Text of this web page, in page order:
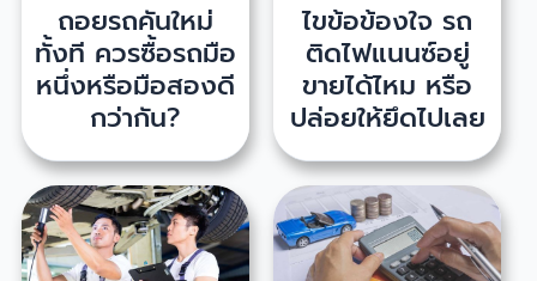
ถอยรถคันใหม่
ทั้งที ควรซื้อรถมือ
หนึ่งหรือมือสองดี
กว่ากัน?
ไขข้อข้องใจ รถ
ติดไฟแนนซ์อยู่
ขายได้ไหม หรือ
ปล่อยให้ยึดไปเลย